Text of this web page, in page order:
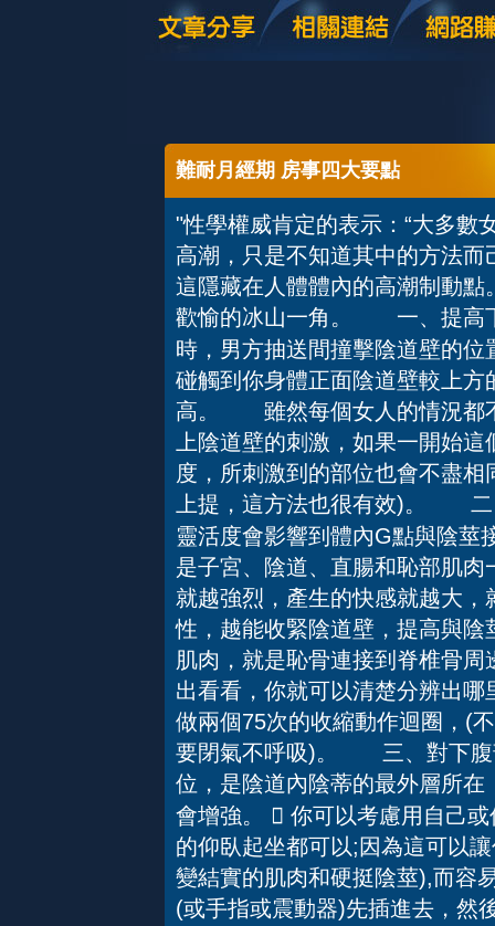
難耐月經期 房事四大要點
"性學權威肯定的表示：“大多數
高潮，只是不知道其中的方法而
這隱藏在人體體內的高潮制動
歡愉的冰山一角。 一、提高
時，男方抽送間撞擊陰道壁的
碰觸到你身體正面陰道壁較上
高。 雖然每個女人的情況都
上陰道壁的刺激，如果一開始
度，所刺激到的部位也會不盡
上提，這方法也很有效)。
靈活度會影響到體內G點與陰
是子宮、陰道、直腸和恥部肌
就越強烈，產生的快感就越大
性，越能收緊陰道壁，提高與
肌肉，就是恥骨連接到脊椎骨
出看看，你就可以清楚分辨出
做兩個75次的收縮動作迴圈，(
要閉氣不呼吸)。 三、對下
位，是陰道內陰蒂的最外層所
會增強。  你可以考慮用自己
的仰臥起坐都可以;因為這可以
變結實的肌肉和硬挺陰莖),而容
(或手指或震動器)先插進去，然